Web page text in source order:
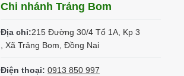
Chi nhánh Trảng Bom
Địa chỉ:215 Đường 30/4 Tổ 1A, Kp 3
, Xã Trảng Bom, Đồng Nai
Điện thoại: 0913 850 997